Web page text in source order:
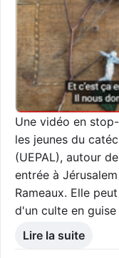
Une vidéo en
les jeunes du
(UEPAL), autour
entrée à
Rameaux. Elle
d'un culte en guise
Lire la suite